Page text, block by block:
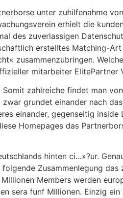
unter zuhilfenahme
erhielt die
des zuverlassigen
erstelltes Matching-
zusammenzubringen.
mitarbeiter ElitePartner
zahlreiche findet man
grundet einander nach
einander, gegenseitig inside
Homepages das
hinten ci…»?ur.
Zusammenlegung
Members werden
sera funf Millionen. Einzig